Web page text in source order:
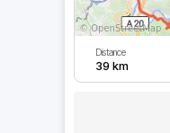
Distance
39 km